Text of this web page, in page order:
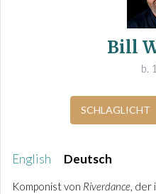
Bill
b.
SCHLAGLICHT
English Deutsch
Komponist von Riverdance, der